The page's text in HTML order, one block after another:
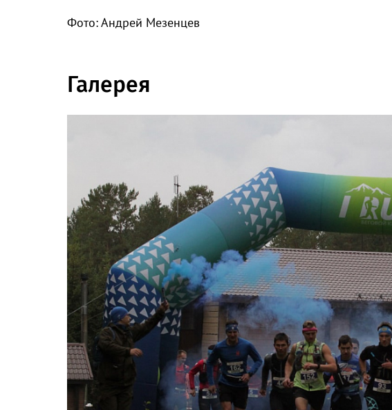
Фото: Андрей Мезенцев
Галерея